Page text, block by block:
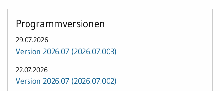
Programmversionen
29.07.2026
Version 2026.07 (2026.07.003)
22.07.2026
Version 2026.07 (2026.07.002)